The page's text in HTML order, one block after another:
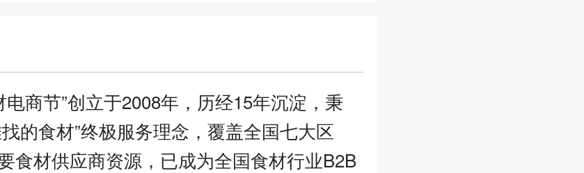
电商节”创立于2008年，历经15年沉淀，秉
的食材”终极服务理念，覆盖全国七大区
食材供应商资源，已成为全国食材行业B2B